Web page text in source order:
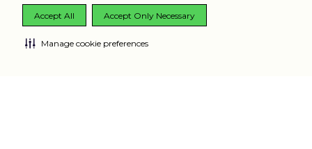
Accept All Accept Only Necessary
Manage cookie preferences